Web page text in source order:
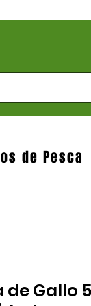
de Pesca
de Gallo